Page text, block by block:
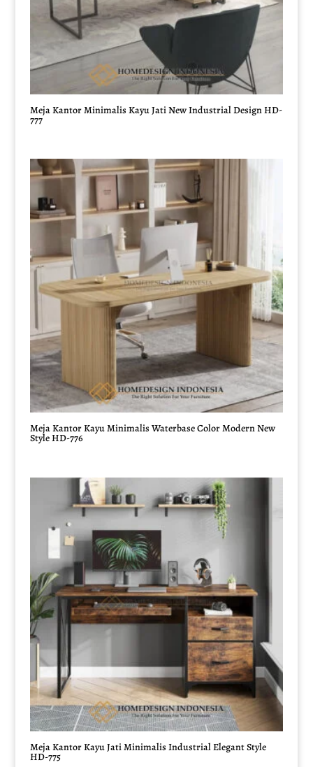
Meja Kantor Minimalis Kayu Jati New Industrial Design HD-
777
Meja Kantor Kayu Minimalis Waterbase Color Modern New
Style HD-776
Meja Kantor Kayu Jati Minimalis Industrial Elegant Style
HD-775